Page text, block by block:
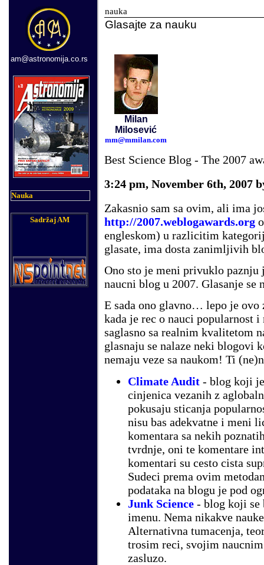
am@astronomija.co.rs
Nauka
Sadržaj AM
nauka
Glasajte za nauku
Milan
Milosević
mm@mmilan.com
Best Science Blog - The 2007
3:24 pm, November 6th, 2007
Zakasnio sam sa ovim, ali ima
http://2007.weblogawards.org
engleskom) u razlicitim
glasate, ima dosta zanimljivih
Ono sto je meni privuklo
naucni blog u 2007. Glasanje se
E sada ono glavno… lepo je
kada je rec o nauci popularnost
saglasno sa realnim kvalitetom
glasnaju se nalaze neki
nemaju veze sa naukom! Ti
Climate Audit - blog koji
cinjenica vezanih z
pokusaju sticanja
nisu bas adekvatne i meni
komentara sa nekih
tvrdnje, oni te komentare
komentari su cesto cista
Sudeci prema ovim
podataka na blogu je pod
Junk Science - blog koji se
imenu. Nema nikakve
Alternativna tumacenja,
trosim reci, svojim
zasluzo.